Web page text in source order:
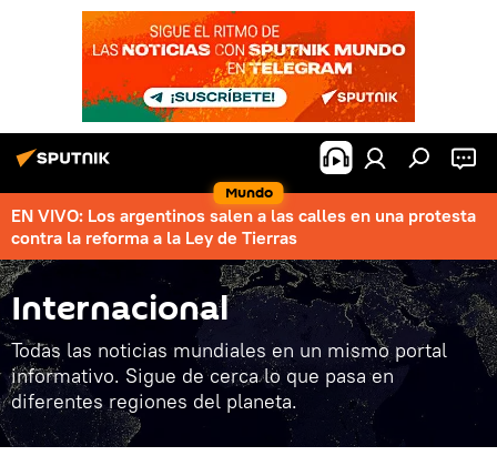
Mundo
EN VIVO: Los argentinos salen a las calles en una protesta
contra la reforma a la Ley de Tierras
Internacional
Todas las noticias mundiales en un mismo portal
informativo. Sigue de cerca lo que pasa en
diferentes regiones del planeta.